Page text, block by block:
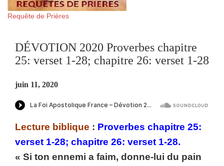
Requête de Prières
DÉVOTION 2020 Proverbes chapitre
25: verset 1-28; chapitre 26: verset 1-28
juin 11, 2020
Lecture biblique : Proverbes chapitre 25:
verset 1-28; chapitre 26: verset 1-28.
« Si ton ennemi a faim, donne-lui du pain